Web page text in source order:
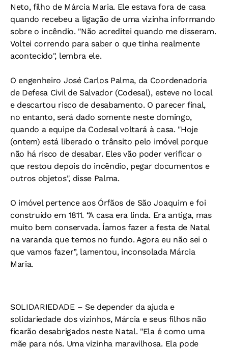
Neto, filho de Márcia Maria. Ele estava fora de casa
quando recebeu a ligação de uma vizinha informando
sobre o incêndio. "Não acreditei quando me disseram.
Voltei correndo para saber o que tinha realmente
acontecido", lembra ele.
O engenheiro José Carlos Palma, da Coordenadoria
de Defesa Civil de Salvador (Codesal), esteve no local
e descartou risco de desabamento. O parecer final,
no entanto, será dado somente neste domingo,
quando a equipe da Codesal voltará à casa. "Hoje
(ontem) está liberado o trânsito pelo imóvel porque
não há risco de desabar. Eles vão poder verificar o
que restou depois do incêndio, pegar documentos e
outros objetos", disse Palma.
O imóvel pertence aos Órfãos de São Joaquim e foi
construído em 1811. “A casa era linda. Era antiga, mas
muito bem conservada. Íamos fazer a festa de Natal
na varanda que temos no fundo. Agora eu não sei o
que vamos fazer”, lamentou, inconsolada Márcia
Maria.
SOLIDARIEDADE – Se depender da ajuda e
solidariedade dos vizinhos, Márcia e seus filhos não
ficarão desabrigados neste Natal. "Ela é como uma
mãe para nós. Uma vizinha maravilhosa. Ela pode